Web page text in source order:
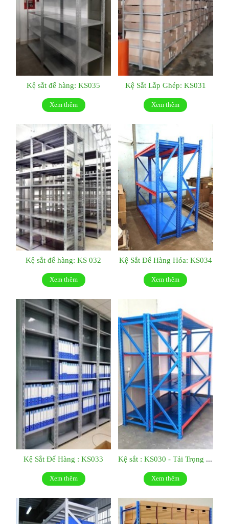
Kệ sắt để hàng: KS035
Xem thêm
Kệ Sắt Lắp Ghép: KS031
Xem thêm
Kệ sắt để hàng: KS 032
Xem thêm
Kệ Sắt Để Hàng Hóa: KS034
Xem thêm
Kệ Sắt Để Hàng : KS033
Xem thêm
Kệ sắt : KS030 - Tải Trọng 500kg/tầng
Xem thêm